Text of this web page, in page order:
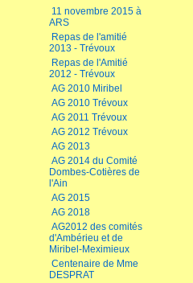
11 novembre 2015 à
ARS
Repas de l'amitié
2013 - Trévoux
Repas de l'Amitié
2012 - Trévoux
AG 2010 Miribel
AG 2010 Trévoux
AG 2011 Trévoux
AG 2012 Trévoux
AG 2013
AG 2014 du Comité
Dombes-Cotières de
l'Ain
AG 2015
AG 2018
AG2012 des comités
d'Ambérieu et de
Miribel-Meximieux
Centenaire de Mme
DESPRAT